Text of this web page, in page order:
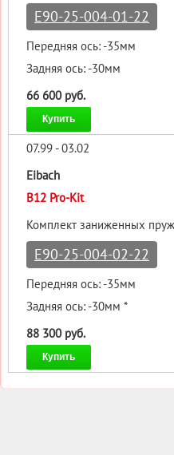
E90-25-004-01-22
Передняя ось: -35мм
Задняя ось: -30мм
66 600 руб.
Купить
07.99 - 03.02
Eibach
B12 Pro-Kit
Комплект заниженных
E90-25-004-02-22
Передняя ось: -35мм
Задняя ось: -30мм *
88 300 руб.
Купить